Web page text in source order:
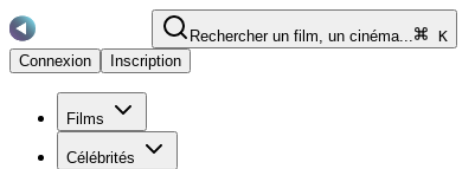
Rechercher un film, un cinéma...
K
Connexion
Inscription
Films
Célébrités